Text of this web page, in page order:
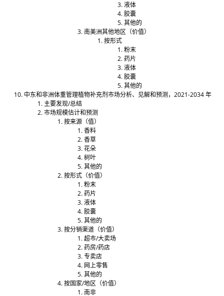
液体
胶囊
其他的
南美洲其他地区（价值）
按形式
粉末
药片
液体
胶囊
其他的
中东和非洲体重管理植物补充剂市场分析、见解和预测，2021-2034 年
主要发现/总结
市场规模估计和预测
按来源（值）
香料
香草
花朵
树叶
其他的
按形式（价值）
粉末
药片
液体
胶囊
其他的
按分销渠道（价值）
超市/大卖场
药房/药店
专卖店
网上零售
其他的
按国家/地区（价值）
南非